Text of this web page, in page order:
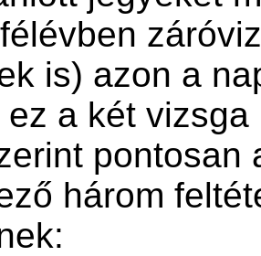
is) azon a
ez a két
pontosan
három